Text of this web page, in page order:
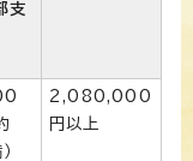
支
2,080,000
円以上